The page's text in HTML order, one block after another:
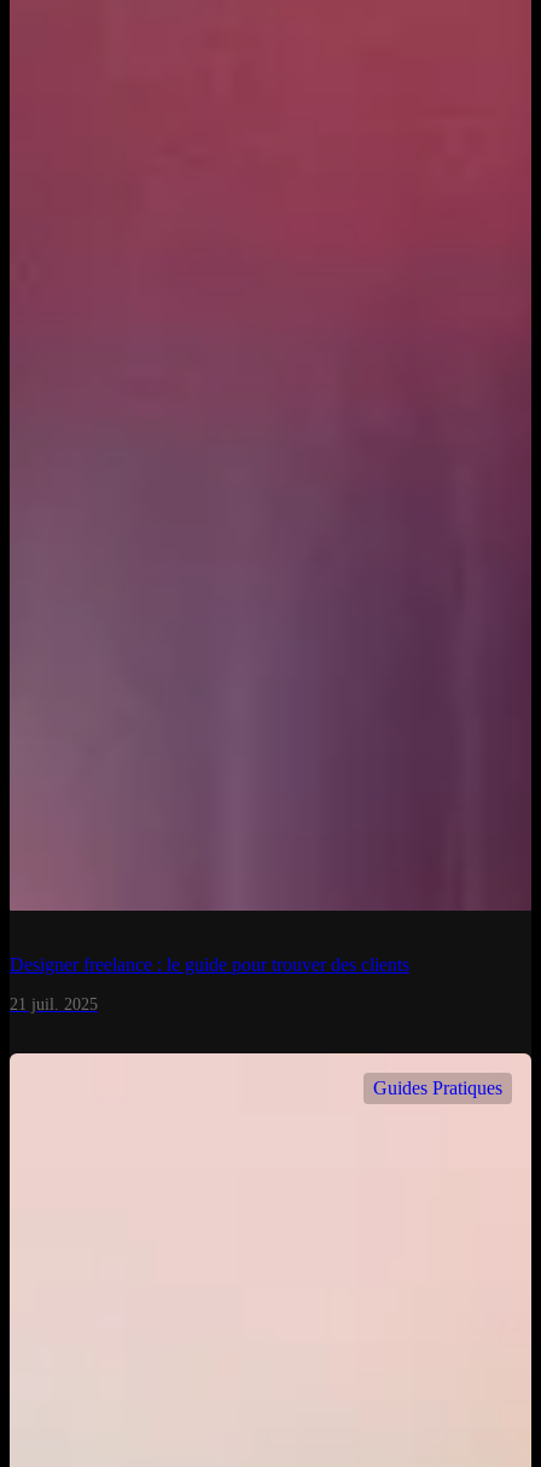
Designer freelance : le guide pour trouver des clients
21 juil. 2025
Guides Pratiques